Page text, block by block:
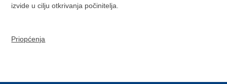
izvide u cilju otkrivanja počinitelja.
Priopćenja